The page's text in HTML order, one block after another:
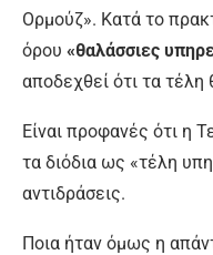
Ορμούζ». Κατά το
όρου «θαλάσσιες
αποδεχθεί ότι τα τέλη
Είναι προφανές ότι η
τα διόδια ως «τέλη
αντιδράσεις.
Ποια ήταν όμως η